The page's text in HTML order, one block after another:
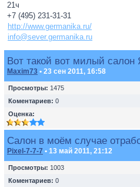
21ч
+7 (495) 231-31-31
http://www.germanika.ru/
info@sever.germanika.ru
Вот такой вот милый салон
Maxim73 • 23 сен 2011, 16:58
Просмотры: 1475
Коментариев: 0
Оценка:
Салон в моём случае
Pixel-7-7-7 • 13 май 2011, 21:12
Просмотры: 1003
Коментариев: 0